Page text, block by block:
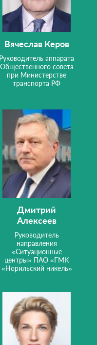
Вячеслав Керов
Руководитель аппарата
Общественного совета
при Министерстве
транспорта РФ
Дмитрий
Алексеев
Руководитель
направления
«Ситуационные
центры» ПАО «ГМК
«Норильский никель»